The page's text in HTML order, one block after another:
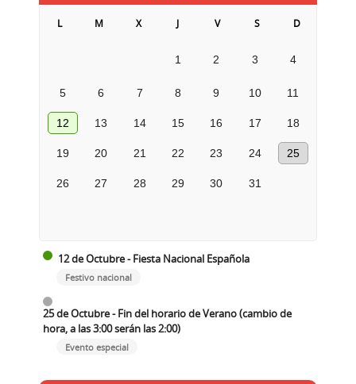
L M X J V S D
1 2 3 4
5 6 7 8 9 10 11
12 13 14 15 16 17 18
19 20 21 22 23 24 25
26 27 28 29 30 31
12 de Octubre - Fiesta Nacional Española
Festivo nacional
25 de Octubre - Fin del horario de Verano (cambio de
hora, a las 3:00 serán las 2:00)
Evento especial